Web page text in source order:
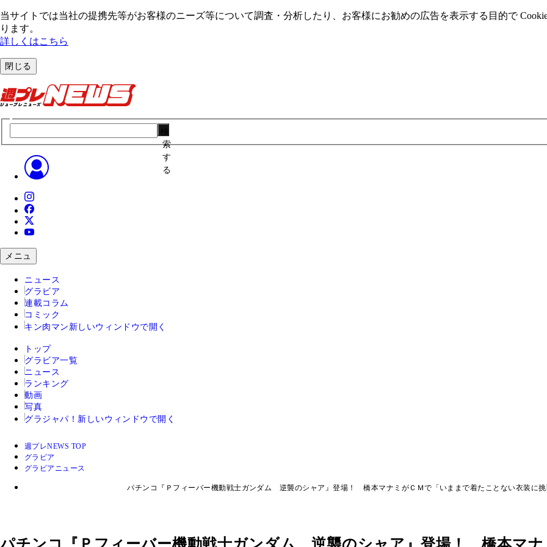
当サイトでは当社の提携先等がお客様のニーズ等について調査・分析したり、お客様にお勧めの広告を表⽰する⽬的で
ります。
詳しくはこちら
閉じる
索
す
る
メニュ
ニュース
グラビア
連載コラム
コミック
キン肉マン 新しいウィンドウで開く
トップ
グラビア一覧
ニュース
ランキング
動画
写真
グラジャパ！ 新しいウィンドウで開く
週プレNEWS TOP
グラビア
グラビアニュース
パチンコ『Ｐフィーバー機動戦士ガンダム 逆襲のシャア』登場！ 橋本マナミがＣＭで「いままで着たことない衣装に挑
パチンコ『Ｐフィーバー機動戦士ガンダム 逆襲のシャア』登場！ 橋本マナ